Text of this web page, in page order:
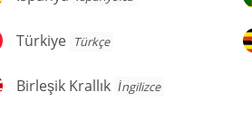
Türkiye
Türkiye Türkçe
Birleşik
Birleşik Krallık İngilizce